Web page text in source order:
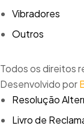
Vibradores
Outros
Todos os direitos
Desenvolvido por
Resolução
Livro de